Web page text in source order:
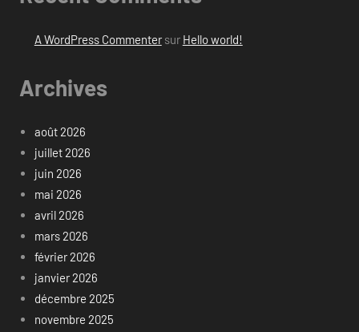
A WordPress Commentersur Hello world!
Archives
août 2026
juillet 2026
juin 2026
mai 2026
avril 2026
mars 2026
février 2026
janvier 2026
décembre 2025
novembre 2025